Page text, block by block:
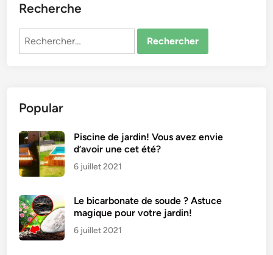
Recherche
Rechercher :
Popular
Piscine de jardin! Vous avez envie
d’avoir une cet été?
6 juillet 2021
Le bicarbonate de soude ? Astuce
magique pour votre jardin!
6 juillet 2021